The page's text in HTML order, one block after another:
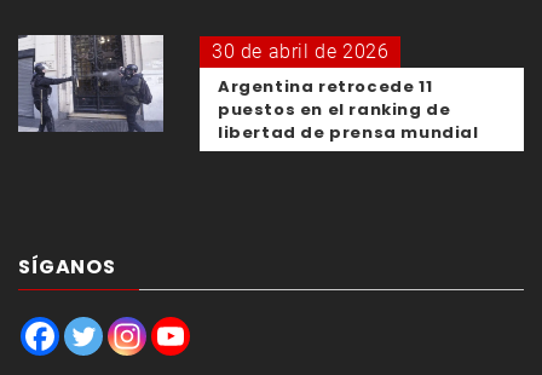
30 de abril de 2026
Argentina retrocede 11
puestos en el ranking de
libertad de prensa mundial
SÍGANOS